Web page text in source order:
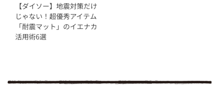
【ダイソー】地震対策だけ
じゃない！超優秀アイテム
「耐震マット」のイエナカ
活用術6選